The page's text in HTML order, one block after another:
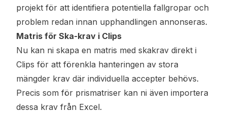
projekt för att identifiera potentiella fallgropar och
problem redan innan upphandlingen annonseras.
Matris för Ska-krav i Clips
Nu kan ni skapa en matris med skakrav direkt i
Clips för att förenkla hanteringen av stora
mängder krav där individuella accepter behövs.
Precis som för prismatriser kan ni även importera
dessa krav från Excel.